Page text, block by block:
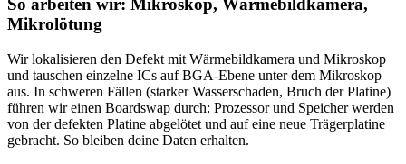
So arbeiten wir: Mikroskop, Wärmebildkamera,
Mikrolötung
Wir lokalisieren den Defekt mit Wärmebildkamera und Mikroskop
und tauschen einzelne ICs auf BGA-Ebene unter dem Mikroskop
aus. In schweren Fällen (starker Wasserschaden, Bruch der Platine)
führen wir einen Boardswap durch: Prozessor und Speicher werden
von der defekten Platine abgelötet und auf eine neue Trägerplatine
gebracht. So bleiben deine Daten erhalten.